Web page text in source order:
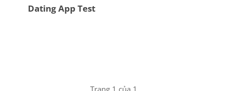
Dating App Test